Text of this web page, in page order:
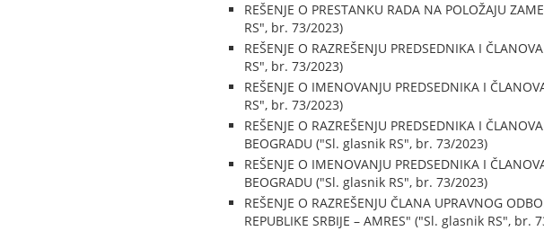
REŠENJE O PRESTANKU RADA NA POLOŽAJU
RS", br. 73/2023)
REŠENJE O RAZREŠENJU PREDSEDNIKA I
RS", br. 73/2023)
REŠENJE O IMENOVANJU PREDSEDNIKA I
RS", br. 73/2023)
REŠENJE O RAZREŠENJU PREDSEDNIKA I
BEOGRADU ("Sl. glasnik RS", br. 73/2023)
REŠENJE O IMENOVANJU PREDSEDNIKA I
BEOGRADU ("Sl. glasnik RS", br. 73/2023)
REŠENJE O RAZREŠENJU ČLANA UPRAVNOG
REPUBLIKE SRBIJE – AMRES" ("Sl. glasnik RS", br.